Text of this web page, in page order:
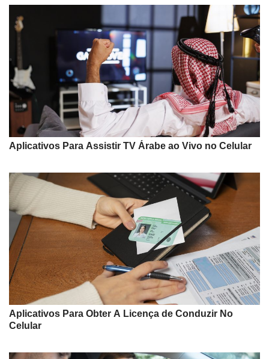
Aplicativos Para Assistir TV Árabe ao Vivo no Celular
Aplicativos Para Obter A Licença de Conduzir No
Celular